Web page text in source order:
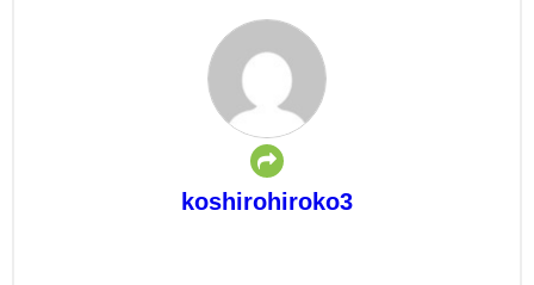
koshirohiroko3